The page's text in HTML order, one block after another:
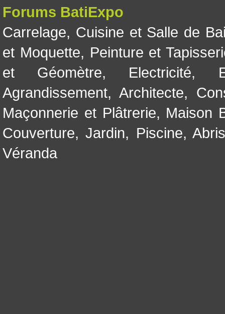
Forums BatiExpo
Carrelage, Cuisine et Salle de
et Moquette, Peinture et
et Géomètre, Electricité,
Agrandissement, Architecte,
Maçonnerie et Plâtrerie, Maison
Couverture,Jardin, Piscine,
Véranda